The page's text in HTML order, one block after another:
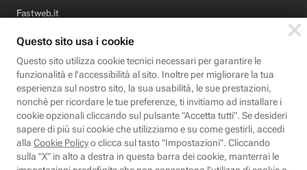
Fastweb.it
Formazione
Fastweb Digital Academy
STEP FuturAbility District